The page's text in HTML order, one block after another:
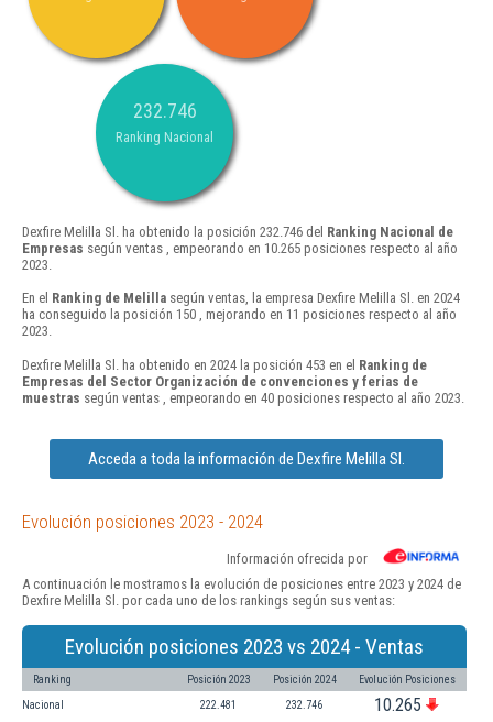
232.746
Ranking Nacional
Dexfire Melilla Sl. ha obtenido la posición 232.746 del Ranking Nacional de
Empresas según ventas , empeorando en 10.265 posiciones respecto al año
2023.
En el Ranking de Melilla según ventas, la empresa Dexfire Melilla Sl. en 2024
ha conseguido la posición 150 , mejorando en 11 posiciones respecto al año
2023.
Dexfire Melilla Sl. ha obtenido en 2024 la posición 453 en el Ranking de
Empresas del Sector Organización de convenciones y ferias de
muestras según ventas , empeorando en 40 posiciones respecto al año 2023.
Acceda a toda la información de Dexfire Melilla Sl.
Evolución posiciones 2023 - 2024
Información ofrecida por
A continuación le mostramos la evolución de posiciones entre 2023 y 2024 de
Dexfire Melilla Sl. por cada uno de los rankings según sus ventas:
Evolución posiciones 2023 vs 2024 - Ventas
Ranking Posición 2023 Posición 2024 Evolución Posiciones
Nacional 222.481 232.746 10.265